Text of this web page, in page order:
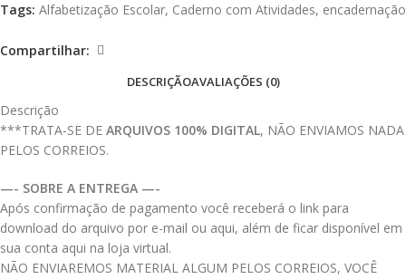
Tags: Alfabetização Escolar, Caderno com Atividades, encadernação
Compartilhar:
DESCRIÇÃOAVALIAÇÕES (0)
Descrição
***TRATA-SE DE ARQUIVOS 100% DIGITAL, NÃO ENVIAMOS NADA
PELOS CORREIOS.
—- SOBRE A ENTREGA —-
Após confirmação de pagamento você receberá o link para
download do arquivo por e-mail ou aqui, além de ficar disponível em
sua conta aqui na loja virtual.
NÃO ENVIAREMOS MATERIAL ALGUM PELOS CORREIOS, VOCÊ